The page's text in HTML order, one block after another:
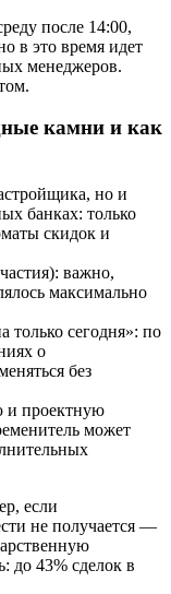
после 14:00,
в это время идет
менеджеров.
камни и как
но и
банках: только
скидок и
важно,
максимально
только сегодня»: по
о
без
и проектную
может
если
не получается —
до 43% сделок в